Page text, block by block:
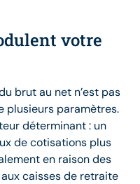
votre
brut au net n’est pas
plusieurs paramètres.
déterminant : un
de cotisations plus
en raison des
caisses de retraite